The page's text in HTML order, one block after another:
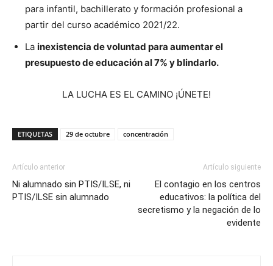
para infantil, bachillerato y formación profesional a
partir del curso académico 2021/22.
La inexistencia de voluntad para aumentar el
presupuesto de educación al 7% y blindarlo.
LA LUCHA ES EL CAMINO ¡ÚNETE!
ETIQUETAS 29 de octubre concentración
Artículo anterior
Ni alumnado sin PTIS/ILSE, ni
PTIS/ILSE sin alumnado
Artículo siguiente
El contagio en los centros
educativos: la política del
secretismo y la negación de lo
evidente